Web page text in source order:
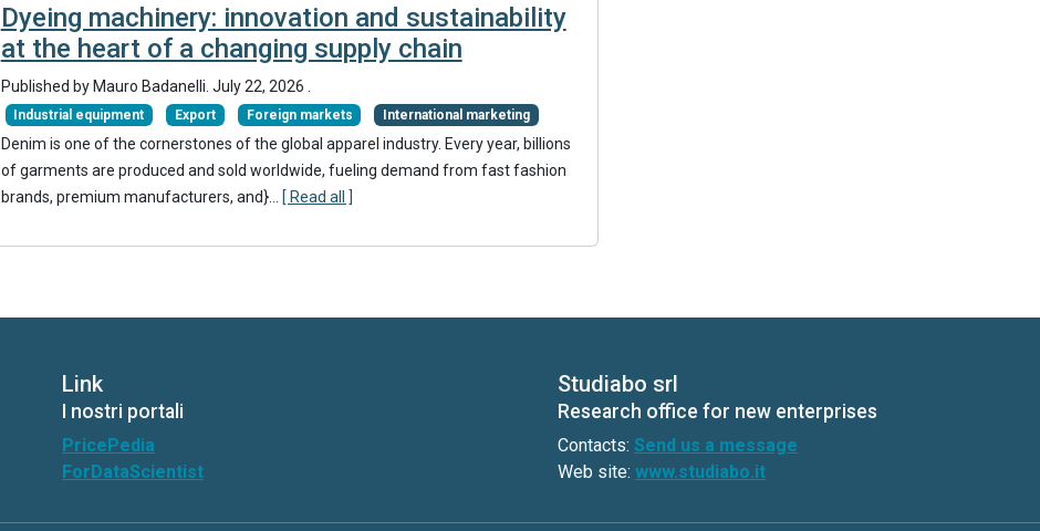
Dyeing machinery: innovation and sustainability
at the heart of a changing supply chain
Published byMauro Badanelli July 22, 2026
Industrial equipment Export Foreign markets International marketing
Denim is one of the cornerstones of the global apparel industry. Every year, billions
of garments are produced and sold worldwide, fueling demand from fast fashion
brands, premium manufacturers, and}... [ Read all ]
Link
I nostri portali
PricePedia
ForDataScientist
Studiabo srl
Research office for new enterprises
Contacts: Send us a message
Web site: www.studiabo.it